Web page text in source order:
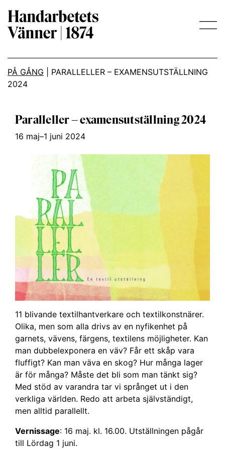
Main Navigation
PÅ GÅNG
PARALLELLER – EXAMENSUTSTÄLLNING
2024
Paralleller – examensutställning 2024
16 maj–1 juni 2024
11 blivande textilhantverkare och textilkonstnärer.
Olika, men som alla drivs av en nyfikenhet på
garnets, vävens, färgens, textilens möjligheter. Kan
man dubbelexponera en väv? Får ett skåp vara
fluffigt? Kan man väva en skog? Hur många lager
är för många? Måste det bli som man tänkt sig?
Med stöd av varandra tar vi språnget ut i den
verkliga världen. Redo att arbeta självständigt,
men alltid parallellt.
Vernissage: 16 maj. kl. 16.00. Utställningen pågår
till Lördag 1 juni.